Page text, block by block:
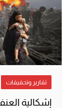
تقارير وتحقيقات
إشكالية